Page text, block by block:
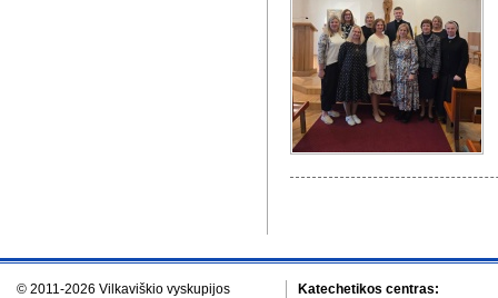
© 2011-2026 Vilkaviškio vyskupijos
Katechetikos centras: